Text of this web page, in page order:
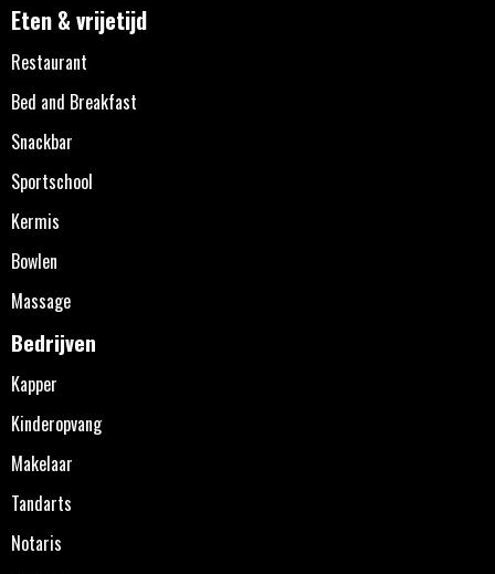
Eten & vrijetijd
Restaurant
Bed and Breakfast
Snackbar
Sportschool
Kermis
Bowlen
Massage
Bedrijven
Kapper
Kinderopvang
Makelaar
Tandarts
Notaris